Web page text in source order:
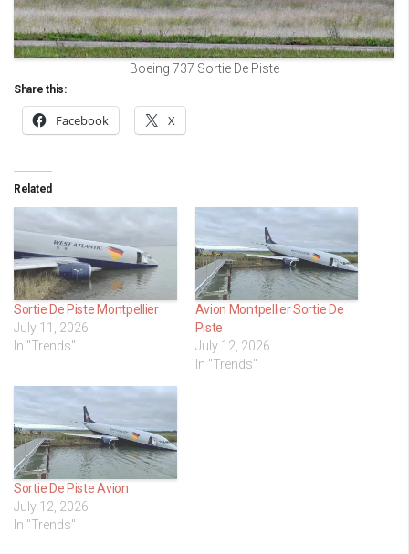
Boeing 737 Sortie De Piste
Share this:
Facebook X
Related
Sortie De Piste Montpellier
July 11, 2026
In "Trends"
Avion Montpellier Sortie De
Piste
July 12, 2026
In "Trends"
Sortie De Piste Avion
July 12, 2026
In "Trends"